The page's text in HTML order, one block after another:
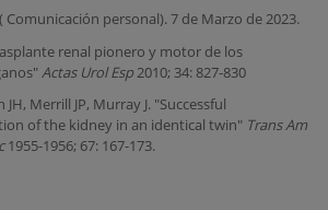
Comunicación personal). 7 de Marzo de 2023.
renal pionero y motor de los
Actas Urol Esp2010; 34: 827-830
Merrill JP, Murray J. "Successful
of the kidney in an identical twin" Trans Am
1955-1956; 67: 167-173.